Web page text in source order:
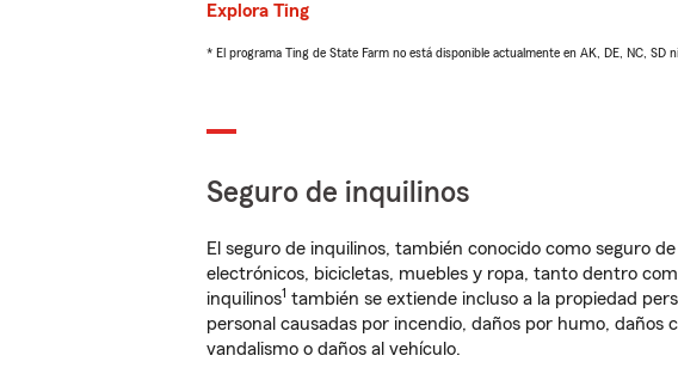
Explora Ting
* El programa Ting de State Farm no está disponible actualmente en AK, DE, NC, SD
Seguro de inquilinos
El seguro de inquilinos, también conocido como seguro
electrónicos, bicicletas, muebles y ropa, tanto dentro
inquilinos1 también se extiende incluso a la propiedad
personal causadas por incendio, daños por humo,
vandalismo o daños al vehículo.